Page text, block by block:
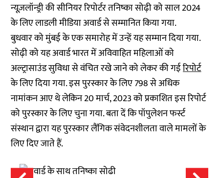
न्यूज़लॉन्ड्री की सीनियर रिपोर्टर तनिष्का सोढ़ी को साल 2024
के लिए लाडली मीडिया अवार्ड से सम्मानित किया गया.
बुधवार को मुंबई के एक समारोह में उन्हें यह सम्मान दिया गया.
सोढ़ी को यह अवार्ड भारत में अविवाहित महिलाओं को
अल्ट्रासाउंड सुविधा से वंचित रखे जाने को लेकर की गईरिपोर्ट
के लिए दिया गया. इस पुरस्कार के लिए 798 से अधिक
नामांकन आए थे लेकिन 20 मार्च, 2023 को प्रकाशित इस रिपोर्ट
को पुरस्कार के लिए चुना गया. बता दें कि पॉपुलेशन फर्स्ट
संस्थान द्वारा यह पुरस्कार लैंगिक संवेदनशीलता वाले मामलों के
लिए दिए जाते हैं.